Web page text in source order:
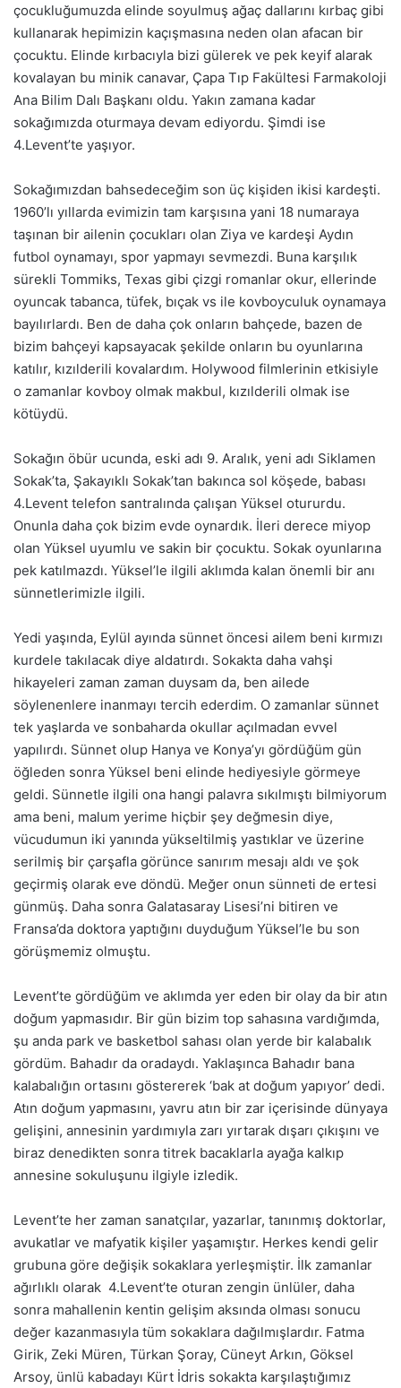
çocukluğumuzda elinde soyulmuş ağaç dallarını kırbaç gibi
kullanarak hepimizin kaçışmasına neden olan afacan bir
çocuktu. Elinde kırbacıyla bizi gülerek ve pek keyif alarak
kovalayan bu minik canavar, Çapa Tıp Fakültesi Farmakoloji
Ana Bilim Dalı Başkanı oldu. Yakın zamana kadar
sokağımızda oturmaya devam ediyordu. Şimdi ise
4.Levent’te yaşıyor.
Sokağımızdan bahsedeceğim son üç kişiden ikisi kardeşti.
1960’lı yıllarda evimizin tam karşısına yani 18 numaraya
taşınan bir ailenin çocukları olan Ziya ve kardeşi Aydın
futbol oynamayı, spor yapmayı sevmezdi. Buna karşılık
sürekli Tommiks, Texas gibi çizgi romanlar okur, ellerinde
oyuncak tabanca, tüfek, bıçak vs ile kovboyculuk oynamaya
bayılırlardı. Ben de daha çok onların bahçede, bazen de
bizim bahçeyi kapsayacak şekilde onların bu oyunlarına
katılır, kızılderili kovalardım. Holywood filmlerinin etkisiyle
o zamanlar kovboy olmak makbul, kızılderili olmak ise
kötüydü.
Sokağın öbür ucunda, eski adı 9. Aralık, yeni adı Siklamen
Sokak’ta, Şakayıklı Sokak’tan bakınca sol köşede, babası
4.Levent telefon santralında çalışan Yüksel otururdu.
Onunla daha çok bizim evde oynardık. İleri derece miyop
olan Yüksel uyumlu ve sakin bir çocuktu. Sokak oyunlarına
pek katılmazdı. Yüksel’le ilgili aklımda kalan önemli bir anı
sünnetlerimizle ilgili.
Yedi yaşında, Eylül ayında sünnet öncesi ailem beni kırmızı
kurdele takılacak diye aldatırdı. Sokakta daha vahşi
hikayeleri zaman zaman duysam da, ben ailede
söylenenlere inanmayı tercih ederdim. O zamanlar sünnet
tek yaşlarda ve sonbaharda okullar açılmadan evvel
yapılırdı. Sünnet olup Hanya ve Konya’yı gördüğüm gün
öğleden sonra Yüksel beni elinde hediyesiyle görmeye
geldi. Sünnetle ilgili ona hangi palavra sıkılmıştı bilmiyorum
ama beni, malum yerime hiçbir şey değmesin diye,
vücudumun iki yanında yükseltilmiş yastıklar ve üzerine
serilmiş bir çarşafla görünce sanırım mesajı aldı ve şok
geçirmiş olarak eve döndü. Meğer onun sünneti de ertesi
günmüş. Daha sonra Galatasaray Lisesi’ni bitiren ve
Fransa’da doktora yaptığını duyduğum Yüksel’le bu son
görüşmemiz olmuştu.
Levent’te gördüğüm ve aklımda yer eden bir olay da bir atın
doğum yapmasıdır. Bir gün bizim top sahasına vardığımda,
şu anda park ve basketbol sahası olan yerde bir kalabalık
gördüm. Bahadır da oradaydı. Yaklaşınca Bahadır bana
kalabalığın ortasını göstererek ‘bak at doğum yapıyor’ dedi.
Atın doğum yapmasını, yavru atın bir zar içerisinde dünyaya
gelişini, annesinin yardımıyla zarı yırtarak dışarı çıkışını ve
biraz denedikten sonra titrek bacaklarla ayağa kalkıp
annesine sokuluşunu ilgiyle izledik.
Levent’te her zaman sanatçılar, yazarlar, tanınmış doktorlar,
avukatlar ve mafyatik kişiler yaşamıştır. Herkes kendi gelir
grubuna göre değişik sokaklara yerleşmiştir. İlk zamanlar
ağırlıklı olarak 4.Levent’te oturan zengin ünlüler, daha
sonra mahallenin kentin gelişim aksında olması sonucu
değer kazanmasıyla tüm sokaklara dağılmışlardır. Fatma
Girik, Zeki Müren, Türkan Şoray, Cüneyt Arkın, Göksel
Arsoy, ünlü kabadayı Kürt İdris sokakta karşılaştığımız